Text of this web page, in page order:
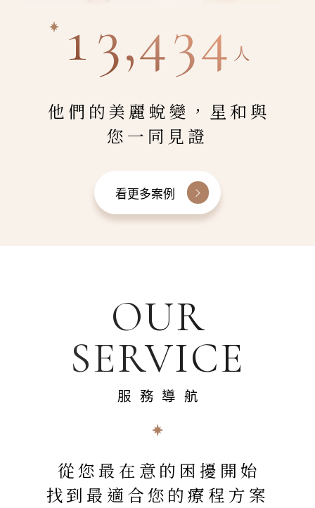
13,434 人
他們的美麗蛻變，星和與
您一同見證
看更多案例
OUR
SERVICE
服務導航
從您最在意的困擾開始
找到最適合您的療程方案